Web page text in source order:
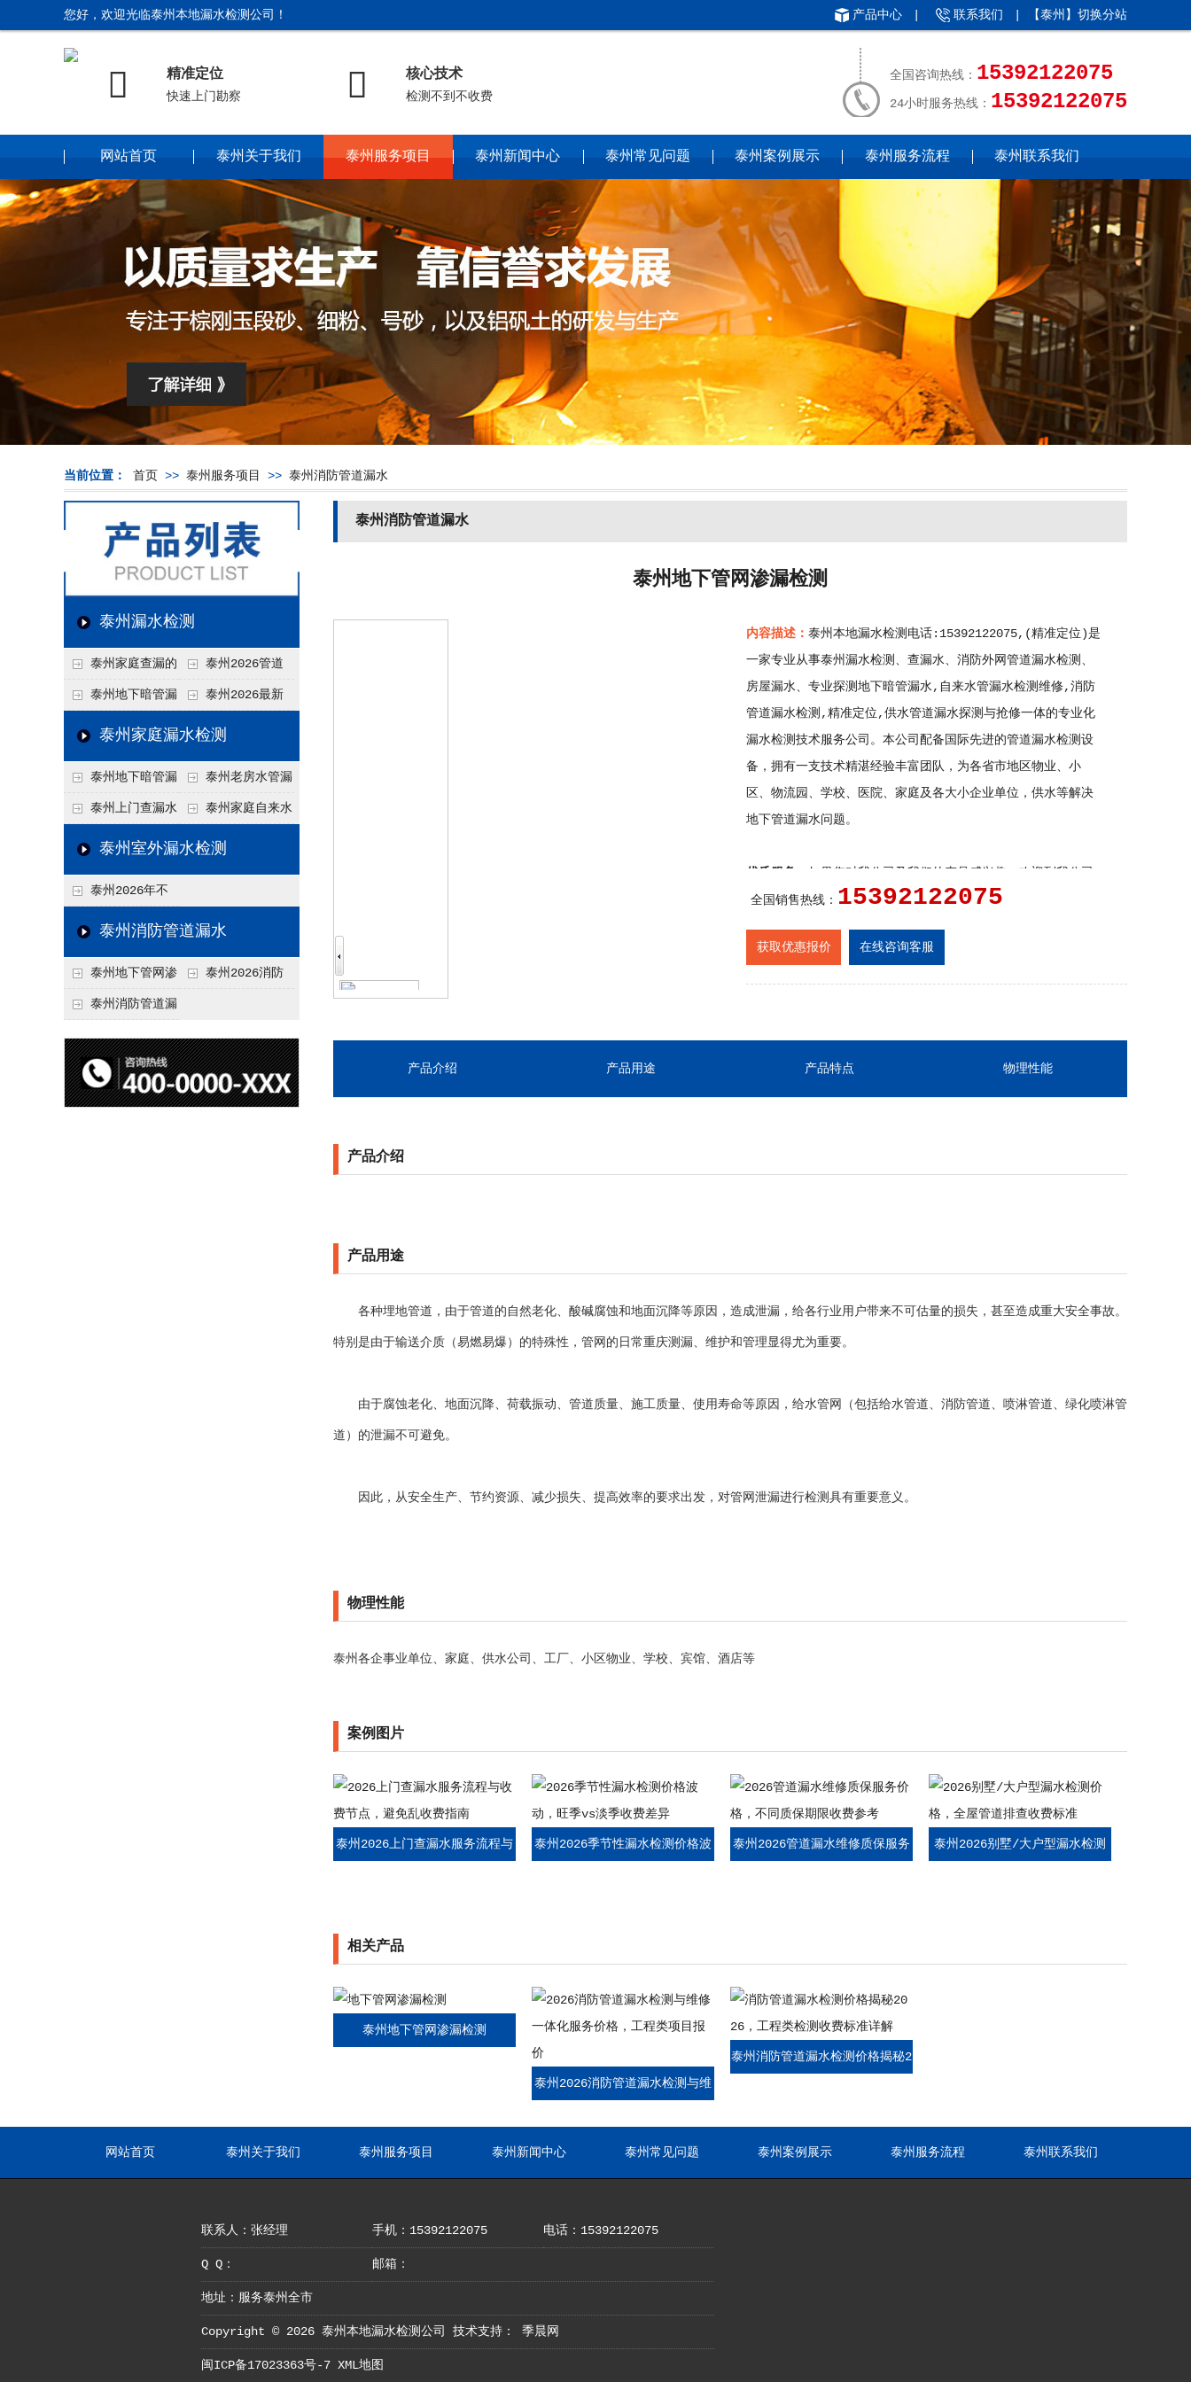
您好，欢迎光临泰州本地漏水检测公司！ 产品中心 联系我们 | 【泰州】 切换分站
 精准定位
快速上门勘察  核心技术
检测不到不收费
全国咨询热线： 15392122075
24小时服务热线： 15392122075
网站首页 泰州关于我们 泰州服务项目 泰州新闻中心 泰州常见问题 泰州案例展示 泰州服务流程 泰州联系我们
当前位置： 首页 >> 泰州服务项目 >> 泰州消防管道漏水
泰州漏水检测
泰州家庭查漏的
实用小技巧
泰州2026管道
漏水维修价格表，按
材质、漏点类型精准
泰州地下暗管漏
水检测价格高？2026
巧
泰州2026最新
上门漏水检测价格
类报价一览
泰州家庭漏水检测
泰州地下暗管漏
水检测技术与价格关
联2026，不同方法收
泰州老房水管漏
水检测与维修价格20
26，老旧管道改造方
泰州上门查漏水
vs 自行检测：2026
析
泰州家庭自来水
管漏水检测全攻略：
泰州室外漏水检测
泰州2026年不
同城市上门查漏水价
价参考
泰州消防管道漏水
泰州地下管网渗
漏检测
泰州2026消防
程类项目报价
泰州消防管道漏
6，工程类检测收费
标准详解
泰州消防管道漏水
泰州地下管网渗漏检测
内容描述： 泰州本地漏水检测电话:15392122075,(精准定位)是
一家专业从事泰州漏水检测、查漏水、消防外网管道漏水检测、
房屋漏水、专业探测地下暗管漏水,自来水管漏水检测维修,消防
管道漏水检测,精准定位,供水管道漏水探测与抢修一体的专业化
漏水检测技术服务公司。本公司配备国际先进的管道漏水检测设
备，拥有一支技术精湛经验丰富团队，为各省市地区物业、小
区、物流园、学校、医院、家庭及各大小企业单位，供水等解决
地下管道漏水问题。
优质服务：
如果您对我公司及我们的产品感兴趣，欢迎到我公司
来拜访，您也可以以来电咨询，我们的员工将竭诚为您提供产品
贴心的服务。
全国销售热线： 15392122075
获取优惠报价 在线咨询客服
产品介绍 产品用途 产品特点 物理性能
产品介绍
产品用途
各种埋地管道，由于管道的自然老化、酸碱腐蚀和地面沉降等原因，造成泄漏，给各行业用户带来不可估量的损失，甚至造成重大安全事故。
特别是由于输送介质（易燃易爆）的特殊性，管网的日常重庆测漏、维护和管理显得尤为重要。
由于腐蚀老化、地面沉降、荷载振动、管道质量、施工质量、使用寿命等原因，给水管网（包括给水管道、消防管道、喷淋管道、绿化喷淋管
道）的泄漏不可避免。
因此，从安全生产、节约资源、减少损失、提高效率的要求出发，对管网泄漏进行检测具有重要意义。
物理性能
泰州各企事业单位、家庭、供水公司、工厂、小区物业、学校、宾馆、酒店等
案例图片
泰州2026上门查漏水服务流程与 泰州2026季节性漏水检测价格波 泰州2026管道漏水维修质保服务 泰州2026别墅/大户型漏水检测
相关产品
泰州地下管网渗漏检测
泰州2026消防管道漏水检测与维
报价
泰州消防管道漏水检测价格揭秘2
网站首页 泰州关于我们 泰州服务项目 泰州新闻中心 泰州常见问题 泰州案例展示 泰州服务流程 泰州联系我们
联系人：张经理 手机：15392122075 电话：15392122075
Q Q： 邮箱：
地址：服务泰州全市
Copyright © 2026 泰州本地漏水检测公司 技术支持： 季晨网
闽ICP备17023363号-7 XML地图